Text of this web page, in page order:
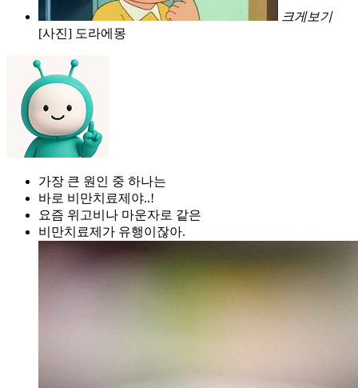
크게보기
[사진] 도라에몽
가장 큰 원인 중 하나는
바로 비만치료제야..!
요즘 위고비나 마운자로 같은
비만치료제가 유행이잖아.